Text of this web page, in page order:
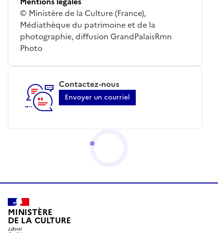
© Ministère de la Culture (France),
Médiathèque du patrimoine et de la
photographie, diffusion GrandPalaisRmn
Photo
Contactez-nous
Envoyer un courriel
MINISTÈRE
DE LA CULTURE